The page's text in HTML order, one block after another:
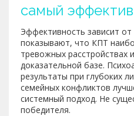
самый
Эффективность зависит
показывают, что КПТ
тревожных расстройствах
доказательной базе.
результаты при глубоких
семейных конфликтов
системный подход. Не
победителя.